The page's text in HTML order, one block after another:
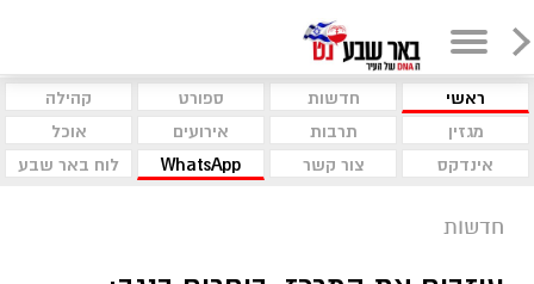
ראשי חדשות ספורט
קהילה
מגזין
תרבות אירועים
אוכל
אינדקס
צור קשר WhatsApp לוח באר שבע
חדשות